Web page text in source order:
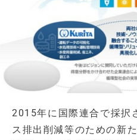
2015年に国際連合で採択
ス排出削減等のための新